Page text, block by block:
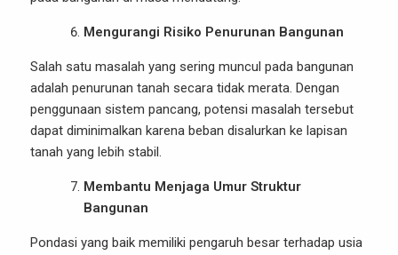
Mengurangi Risiko Penurunan Bangunan
Salah satu masalah yang sering muncul pada bangunan
adalah penurunan tanah secara tidak merata. Dengan
penggunaan sistem pancang, potensi masalah tersebut
dapat diminimalkan karena beban disalurkan ke lapisan
tanah yang lebih stabil.
Membantu Menjaga Umur Struktur
Bangunan
Pondasi yang baik memiliki pengaruh besar terhadap usia